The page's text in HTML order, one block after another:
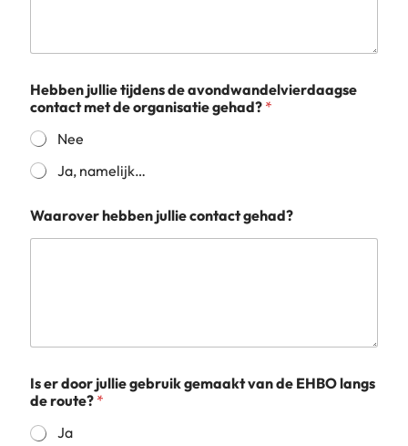
d
e
n
s
Hebben jullie tijdens de avondwandelvierdaagse
contact met de organisatie gehad? *
Nee
Ja, namelijk…
Waarover hebben jullie contact gehad?
Is er door jullie gebruik gemaakt van de EHBO langs
de route? *
Ja